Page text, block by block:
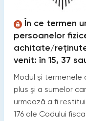
În ce termen
persoanelor
achitate/
venit: în 15, 37
Modul şi
plus şi a sumelor
urmează a fi
176 ale Codului